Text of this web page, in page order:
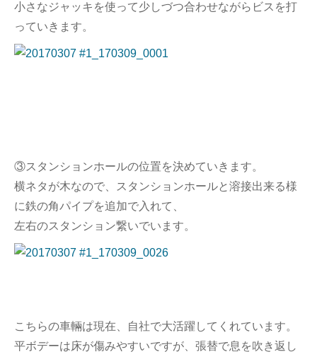
小さなジャッキを使って少しづつ合わせながらビスを打
っていきます。
③スタンションホールの位置を決めていきます。
横ネタが木なので、スタンションホールと溶接出来る様
に鉄の角パイプを追加で入れて、
左右のスタンション繋いでいます。
こちらの車輛は現在、自社で大活躍してくれています。
平ボデーは床が傷みやすいですが、張替で息を吹き返し